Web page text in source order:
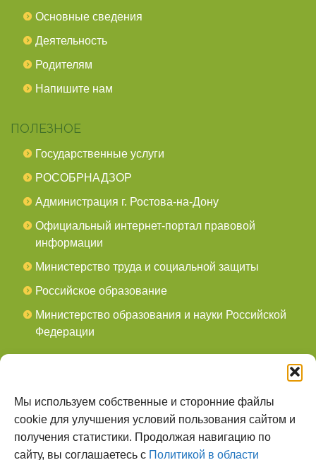
Мы используем собственные и сторонние файлы
cookie для улучшения условий пользования сайтом и
получения статистики. Продолжая навигацию по
сайту, вы соглашаетесь с Политикой в области
Основные сведения
Деятельность
Родителям
Напишите нам
ПОЛЕЗНОЕ
Государственные услуги
РОСОБРНАДЗОР
Администрация г. Ростова-на-Дону
Официальный интернет-портал правовой
информации
Министерство труда и социальной защиты
Российское образование
Министерство образования и науки Российской
Федерации
мы в Контакте